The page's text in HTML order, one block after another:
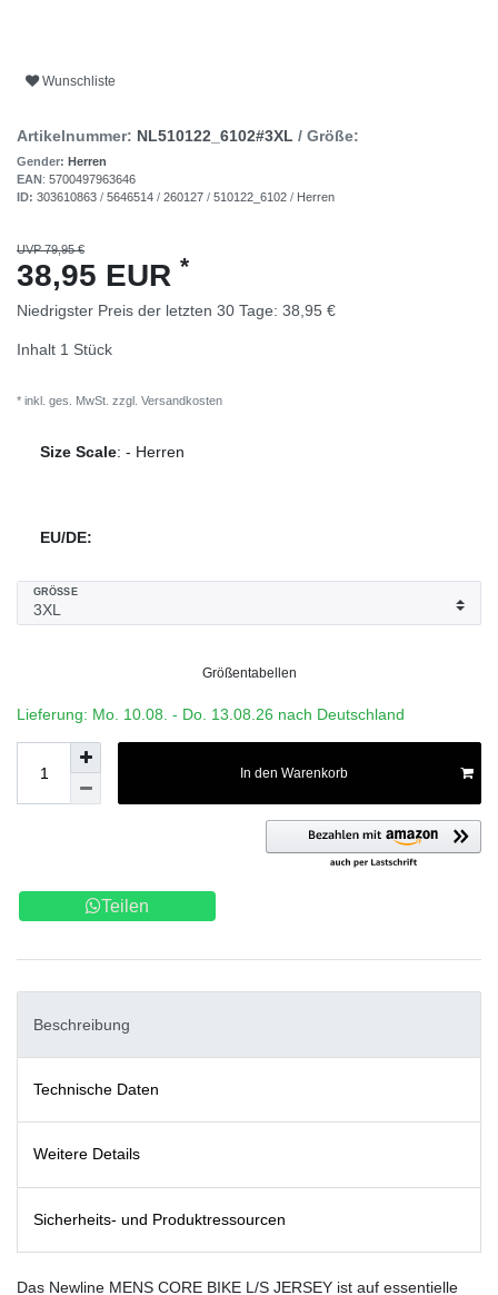
Wunschliste
Artikelnummer: NL510122_6102#3XL / Größe:
Gender: Herren
EAN: 5700497963646
ID: 303610863 / 5646514 / 260127 / 510122_6102 / Herren
UVP 79,95 €
38,95 EUR *
Niedrigster Preis der letzten 30 Tage: 38,95 €
Inhalt 1 Stück
* inkl. ges. MwSt. zzgl. Versandkosten
Size Scale: - Herren
EU/DE:
GRÖSSE
Größentabellen
Lieferung: Mo. 10.08. - Do. 13.08.26 nach Deutschland
In den Warenkorb
Teilen
Beschreibung
Technische Daten
Weitere Details
Sicherheits- und Produktressourcen
Das Newline MENS CORE BIKE L/S JERSEY ist auf essentielle